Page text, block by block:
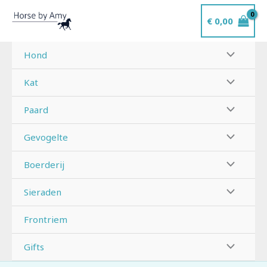
naar
inhoud
€0,00
Hond
Kat
Paard
Gevogelte
Boerderij
Sieraden
Frontriem
Gifts